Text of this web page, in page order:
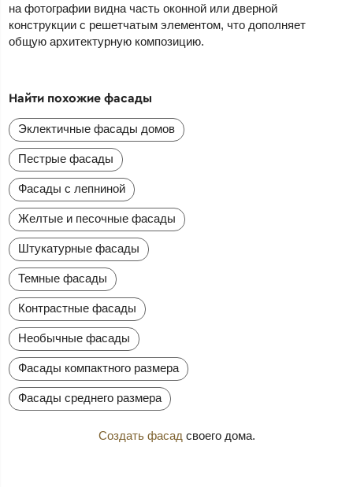
на фотографии видна часть оконной или дверной
конструкции с решетчатым элементом, что дополняет
общую архитектурную композицию.
Найти похожие фасады
Эклектичные фасады домов
Пестрые фасады
Фасады с лепниной
Желтые и песочные фасады
Штукатурные фасады
Темные фасады
Контрастные фасады
Необычные фасады
Фасады компактного размера
Фасады среднего размера
Создать фасад своего дома.